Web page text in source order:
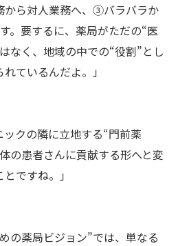
ら対人業務へ、③バラバラか
。要するに、薬局がただの“医
なく、地域の中での“役割”とし
ているんだよ。」
ックの隣に立地する“門前薬
の患者さんに貢献する形へと変
ですね。」
の薬局ビジョン”では、単なる